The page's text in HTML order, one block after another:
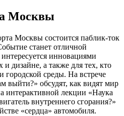
Москвы
Москвы состоится паблик-ток
станет отличной
инновациями
и дизайне, а также для тех, кто
городской среды. На встрече
выйти?» обсудят, как видят мир
интерактивной лекции «Наука
внутреннего сгорания?»
«сердца» автомобиля.